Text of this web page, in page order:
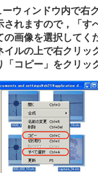
ウィンドウ内で右
されますので，「す
の画像を選択してく
イルの上で右クリッ
コピー」をクリッ